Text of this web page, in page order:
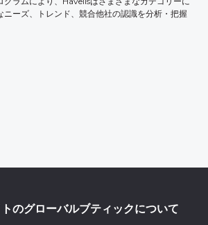
ニーズ、トレンド、競合他社の認識を分析・把握
のグローバルブティックについて